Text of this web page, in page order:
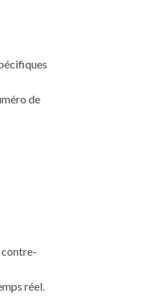
de
contre-
réel.